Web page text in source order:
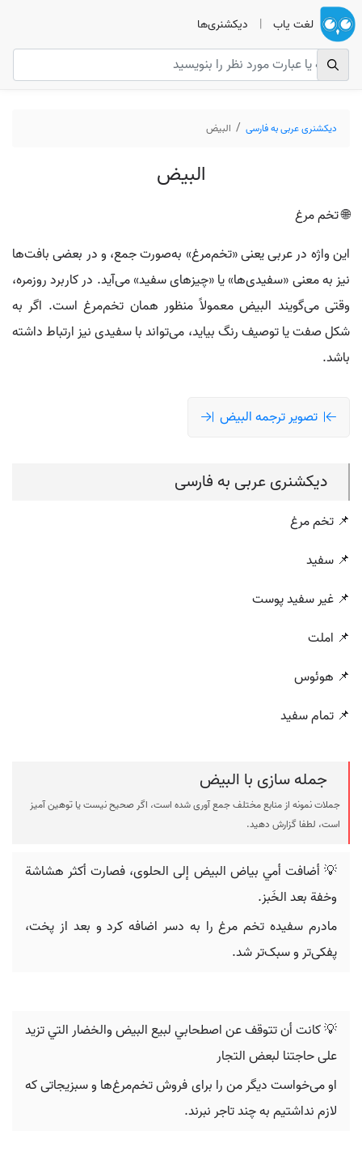
لغت یاب | دیکشنری‌ها
دیکشنری عربی به فارسی البيض
البيض
🌐 تخم مرغ
این واژه در عربی یعنی «تخم‌مرغ» به‌صورت جمع، و در بعضی بافت‌ها
نیز به معنی «سفیدی‌ها» یا «چیزهای سفید» می‌آید. در کاربرد روزمره،
وقتی می‌گویند البيض معمولاً منظور همان تخم‌مرغ است. اگر به
شکل صفت یا توصیف رنگ بیاید، می‌تواند با سفیدی نیز ارتباط داشته
باشد.
تصویر ترجمه البيض
دیکشنری عربی به فارسی
📌 تخم مرغ
📌 سفید
📌 غیر سفید پوست
📌 املت
📌 هوئوس
📌 تمام سفید
جمله سازی با البيض
جملات نمونه از منابع مختلف جمع آوری شده است، اگر صحیح نیست یا توهین آمیز
است، لطفا گزارش دهید.
💡 أضافت أمي بياض البيض إلى الحلوى، فصارت أكثر هشاشة
وخفة بعد الخَبز.
مادرم سفیده تخم مرغ را به دسر اضافه کرد و بعد از پخت،
پفکی‌تر و سبک‌تر شد.
💡 ‬كانت أن‬ ‫تتوقف عن اصطحابي لبيع البيض والخضار التي تزيد
على حاجتنا لبعض التجار‪
او می‌خواست دیگر من را برای فروش تخم‌مرغ‌ها و سبزیجاتی که
لازم نداشتیم به چند تاجر نبرند.